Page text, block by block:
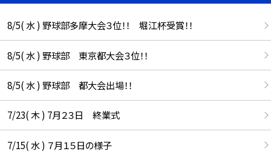
8/5( 水 ) 野球部多摩大会３位！！ 堀江杯受賞！！
8/5( 水 ) 野球部 東京都大会３位！！
8/5( 水 ) 野球部 都大会出場！！
7/23( 木 ) 7月２３日 終業式
7/15( 水 ) ７月１５日の様子